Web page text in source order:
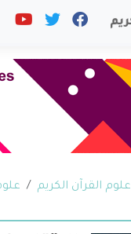
علوم القرآن الكريم